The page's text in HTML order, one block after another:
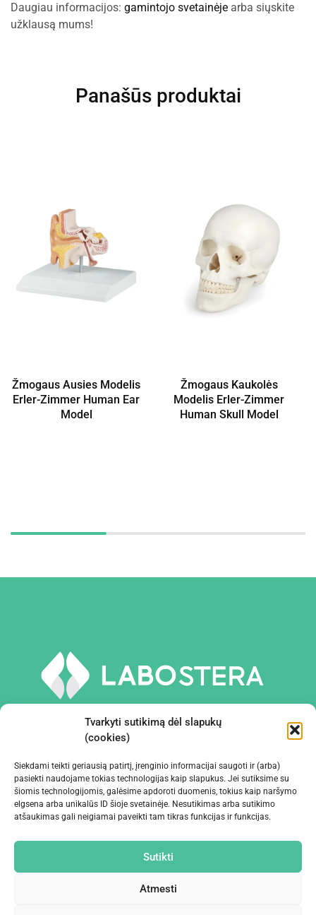
Tvarkyti sutikimą dėl slapukų
(cookies)
Siekdami teikti geriausią patirtį, įrenginio informacijai saugoti ir (arba)
pasiekti naudojame tokias technologijas kaip slapukus. Jei sutiksime su
šiomis technologijomis, galėsime apdoroti duomenis, tokius kaip naršymo
elgsena arba unikalūs ID šioje svetainėje. Nesutikimas arba sutikimo
atšaukimas gali neigiamai paveikti tam tikras funkcijas ir funkcijas.
Sutikti
Atmesti
Daugiau informacijos: gamintojo svetainėje arba siųskite
užklausą mums!
Panašūs produktai
Žmogaus Ausies Modelis
Erler-Zimmer Human Ear
Model
Žmogaus Kaukolės
Modelis Erler-Zimmer
Human Skull Model
PRIEMONĖS IR ĮRANGA
ĮMONĖ